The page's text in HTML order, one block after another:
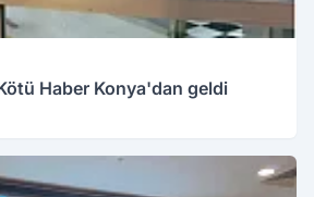
Haber Konya'dan geldi